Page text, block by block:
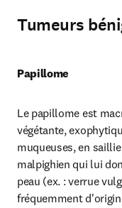
Tumeurs
Papillome
Le papillome est
végétante,
muqueuses, en
malpighien qui lui
peau (ex. : verrue
fréquemment